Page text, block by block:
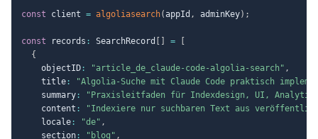
const client = algoliasearch(appId , adminKey) ;
const records : SearchRecord =
{
    objectID
: "article_de_claude-code-algolia-search" ,
    title
:
"Algolia-Suche mit Claude Code praktisch
    summary
:
"Praxisleitfaden für Indexdesign, UI, Analytics
    content
:
"Indexiere nur suchbaren Text aus
    locale
: "de" ,
    section
: "blog" ,